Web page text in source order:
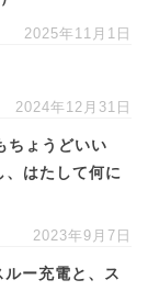
2025年11月1日
2024年12月31日
ょうどいい
はたして何に
2023年9月7日
ー充電と、ス